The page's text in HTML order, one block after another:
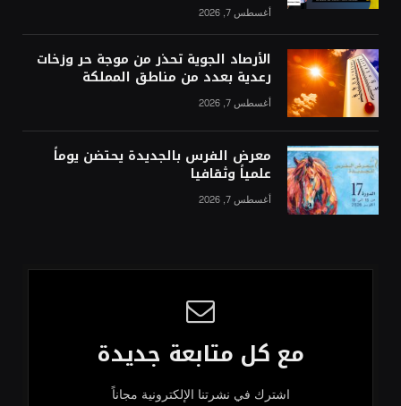
أغسطس 7, 2026
الأرصاد الجوية تحذر من موجة حر وزخات
رعدية بعدد من مناطق المملكة
أغسطس 7, 2026
معرض الفرس بالجديدة يحتضن يوماً
علمياً وثقافيا
أغسطس 7, 2026
مع كل متابعة جديدة
اشترك في نشرتنا الإلكترونية مجاناً